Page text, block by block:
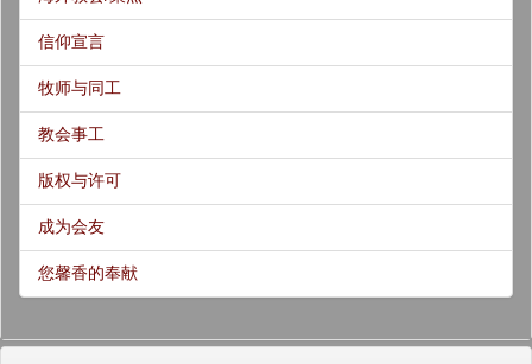
信仰宣言
牧师与同工
教会事工
版权与许可
成为会友
您馨香的奉献